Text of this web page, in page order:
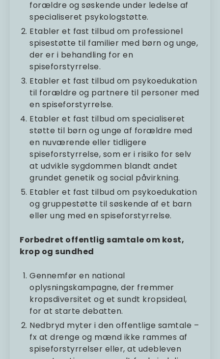
forældre og søskende under ledelse af
specialiseret psykologstøtte.
Etabler et fast tilbud om professionel
spisestøtte til familier med børn og unge,
der er i behandling for en
spiseforstyrrelse.
Etabler et fast tilbud om psykoedukation
til forældre og partnere til personer med
en spiseforstyrrelse.
Etabler et fast tilbud om specialiseret
støtte til børn og unge af forældre med
en nuværende eller tidligere
spiseforstyrrelse, som er i risiko for selv
at udvikle sygdommen blandt andet
grundet genetik og social påvirkning.
Etabler et fast tilbud om psykoedukation
og gruppestøtte til søskende af et barn
eller ung med en spiseforstyrrelse.
Forbedret offentlig samtale om kost,
krop og sundhed
Gennemfør en national
oplysningskampagne, der fremmer
kropsdiversitet og et sundt kropsideal,
for at starte debatten.
Nedbryd myter i den offentlige samtale –
fx at drenge og mænd ikke rammes af
spiseforstyrrelser eller, at udebleven